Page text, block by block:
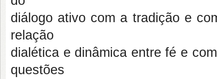
diálogo ativo com a tradição e
relação
dialética e dinâmica entre fé e
questões